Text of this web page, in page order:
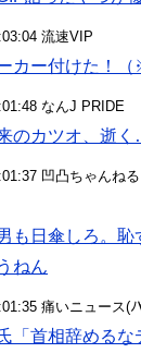
流速VIP
カー付けた！（
なんJ PRIDE
のカツオ、逝
凹凸ちゃんね
も日傘しろ。
ねん
痛いニュース(ﾉ
「首相辞める